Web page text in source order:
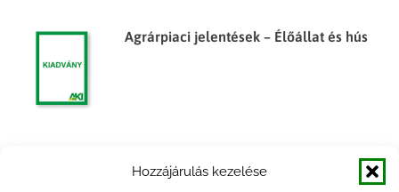
Hozzájárulás kezelése
Agrárpiaci jelentések – Élőállat és hús
árumérlege, 2014. év